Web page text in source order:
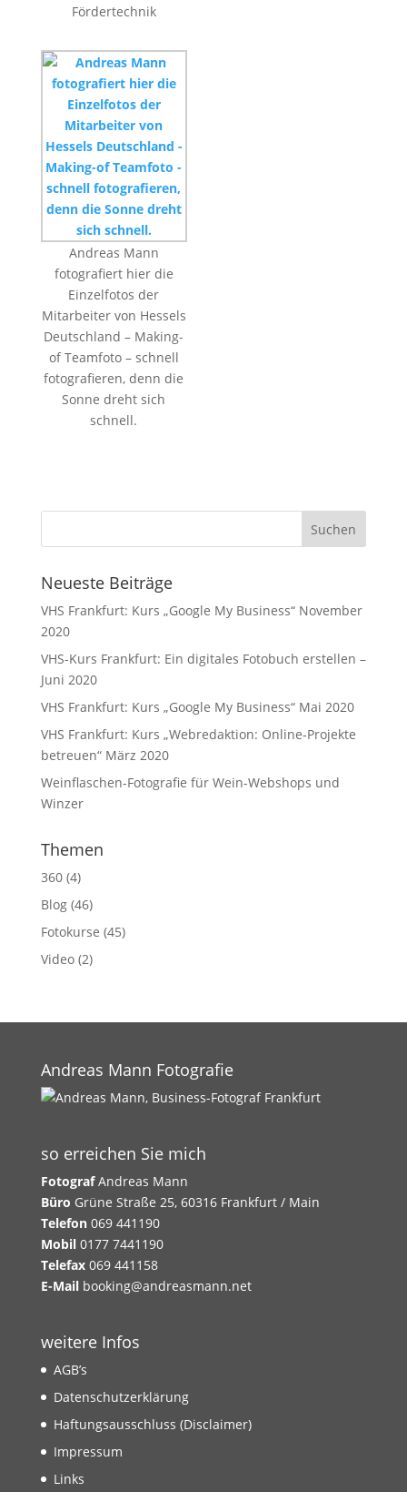
Fördertechnik
Andreas Mann
fotografiert hier die
Einzelfotos der
Mitarbeiter von Hessels
Deutschland – Making-
of Teamfoto – schnell
fotografieren, denn die
Sonne dreht sich
schnell.
Neueste Beiträge
VHS Frankfurt: Kurs „Google My Business“ November
2020
VHS-Kurs Frankfurt: Ein digitales Fotobuch erstellen –
Juni 2020
VHS Frankfurt: Kurs „Google My Business“ Mai 2020
VHS Frankfurt: Kurs „Webredaktion: Online-Projekte
betreuen“ März 2020
Weinflaschen-Fotografie für Wein-Webshops und
Winzer
Themen
360(4)
Blog(46)
Fotokurse (45)
Video(2)
Andreas Mann Fotografie
so erreichen Sie mich
FotografAndreas Mann
Büro Grüne Straße 25, 60316 Frankfurt / Main
Telefon069 441190
Mobil0177 7441190
Telefax069 441158
E-Mail booking@andreasmann.net
weitere Infos
AGB’s
Datenschutzerklärung
Haftungsausschluss (Disclaimer)
Impressum
Links